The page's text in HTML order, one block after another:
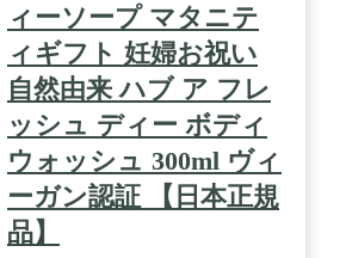
ィーソープ マタニテ
ィギフト 妊婦お祝い
自然由来 ハブ ア フレ
ッシュ ディー ボディ
ウォッシュ 300ml ヴィ
ーガン認証 【日本正規
品】